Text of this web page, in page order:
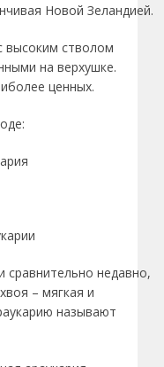
Новой Зеландией.
высоким стволом
на верхушке.
ценных.
сравнительно недавно,
– мягкая и
называют